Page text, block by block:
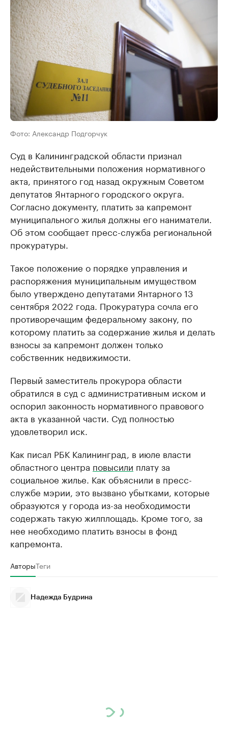
Фото: Александр Подгорчук
Суд в Калининградской области признал
недействительными положения нормативного
акта, принятого год назад окружным Советом
депутатов Янтарного городского округа.
Согласно документу, платить за капремонт
муниципального жилья должны его наниматели.
Об этом сообщает пресс-служба региональной
прокуратуры.
Такое положение о порядке управления и
распоряжения муниципальным имуществом
было утверждено депутатами Янтарного 13
сентября 2022 года. Прокуратура сочла его
противоречащим федеральному закону, по
которому платить за содержание жилья и делать
взносы за капремонт должен только
собственник недвижимости.
Первый заместитель прокурора области
обратился в суд с административным иском и
оспорил законность нормативного правового
акта в указанной части. Суд полностью
удовлетворил иск.
Как писал РБК Калининград, в июле власти
областного центра повысили плату за
социальное жилье. Как объяснили в пресс-
службе мэрии, это вызвано убытками, которые
образуются у города из-за необходимости
содержать такую жилплощадь. Кроме того, за
нее необходимо платить взносы в фонд
капремонта.
АвторыТеги
Надежда Будрина